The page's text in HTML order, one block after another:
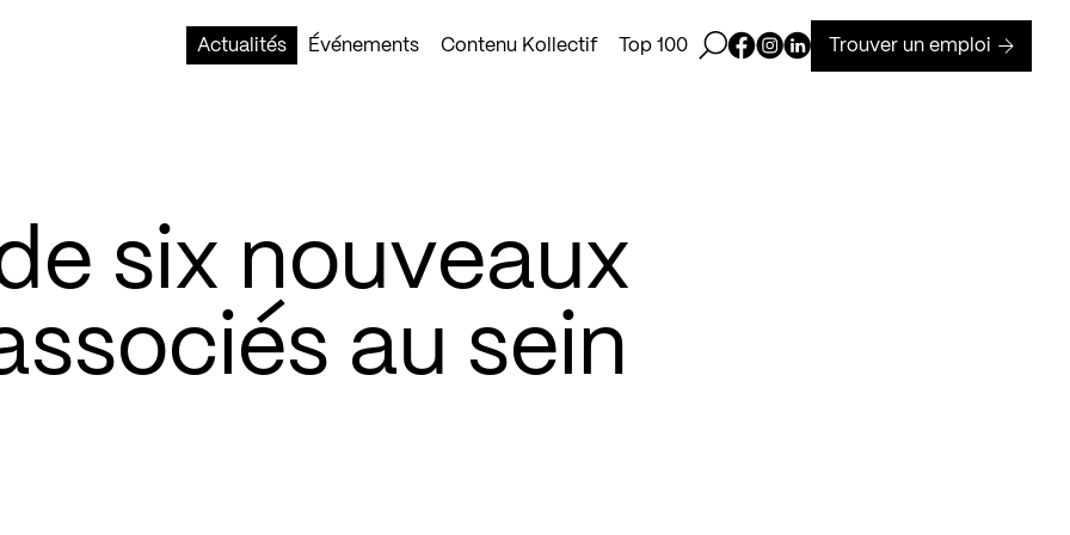
Actualités
Événements Contenu Kollectif Top 100 Ouvrir la barre de recherche
Page Facebook de Kollectif
Page Instagram de Kollectif
Page Linkedin de Kollectif
Trouver un emploi
six nouveaux
au sein